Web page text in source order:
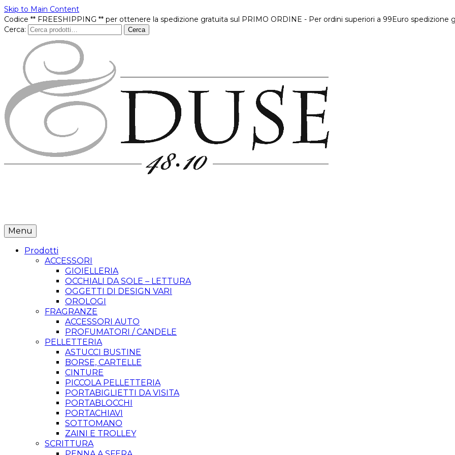
Skip to Main Content
Codice ** FREESHIPPING ** per ottenere la spedizione gratuita sul PRIMO ORDINE - Per ordini superiori a 99Euro spedizione
Cerca:
Cerca
Menu
Prodotti
ACCESSORI
GIOIELLERIA
OCCHIALI DA SOLE – LETTURA
OGGETTI DI DESIGN VARI
OROLOGI
FRAGRANZE
ACCESSORI AUTO
PROFUMATORI / CANDELE
PELLETTERIA
ASTUCCI BUSTINE
BORSE, CARTELLE
CINTURE
PICCOLA PELLETTERIA
PORTABIGLIETTI DA VISITA
PORTABLOCCHI
PORTACHIAVI
SOTTOMANO
ZAINI E TROLLEY
SCRITTURA